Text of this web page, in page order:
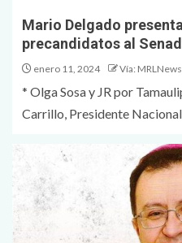
Mario Delgado
precandidatos al
enero 11, 2024 Vía:
* Olga Sosa y JR por
Carrillo, Presidente Nacional